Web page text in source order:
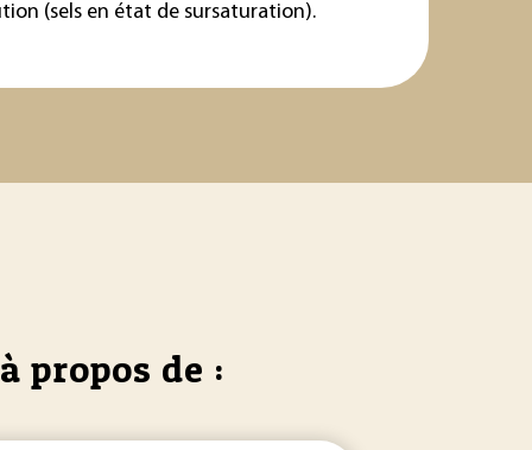
(sels en état de sursaturation).
propos de :